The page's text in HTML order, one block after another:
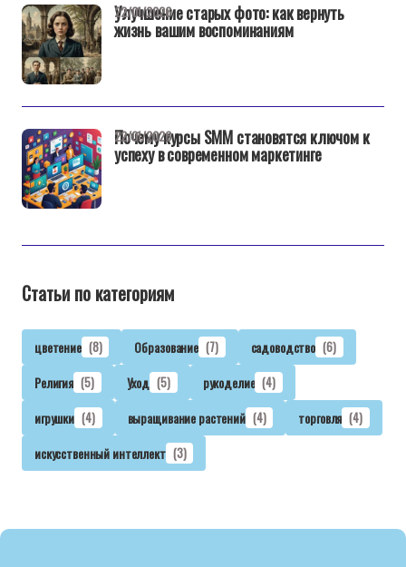
Улучшение старых фото: как вернуть
жизнь вашим воспоминаниям
22/01/2026
Почему курсы SMM становятся ключом к
успеху в современном маркетинге
22/01/2026
Статьи по категориям
цветение (8) Образование (7) садоводство (6)
Религия (5) Уход (5) рукоделие (4)
игрушки (4) выращивание растений (4) торговля (4)
искусственный интеллект (3)